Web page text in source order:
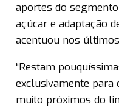
aportes do
açúcar e adaptação
acentuou nos
“Restam
exclusivamente para
muito próximos do